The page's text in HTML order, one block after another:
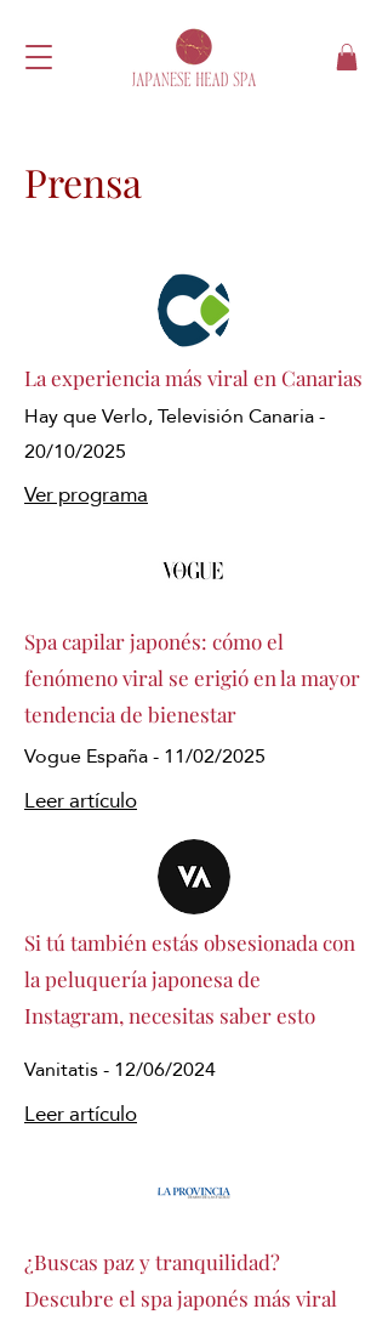
Prensa
La experiencia más viral en Canarias
Hay que Verlo, Televisión Canaria -
20/10/2025
Ver programa
Spa capilar japonés: cómo el
fenómeno viral se erigió en la mayor
tendencia de bienestar
Vogue España - 11/02/2025
Leer artículo
Si tú también estás obsesionada con
la peluquería japonesa de
Instagram, necesitas saber esto
Vanitatis - 12/06/2024
Leer artículo
¿Buscas paz y tranquilidad?
Descubre el spa japonés más viral